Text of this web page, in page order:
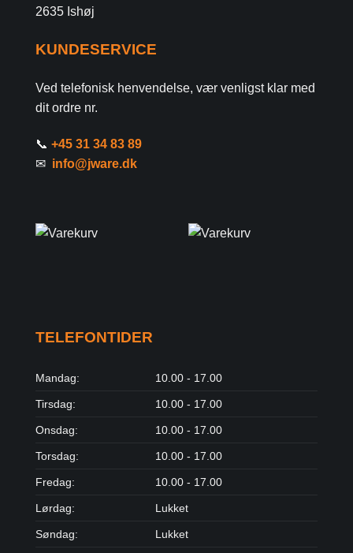
2635 Ishøj
KUNDESERVICE
Ved telefonisk henvendelse, vær venligst klar med
dit ordre nr.
📞 +45 31 34 83 89
✉ info@jware.dk
TELEFONTIDER
Mandag: 10.00 - 17.00
Tirsdag: 10.00 - 17.00
Onsdag: 10.00 - 17.00
Torsdag: 10.00 - 17.00
Fredag: 10.00 - 17.00
Lørdag: Lukket
Søndag: Lukket